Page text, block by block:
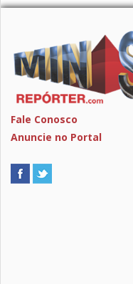
Fale Conosco
Anuncie no Portal